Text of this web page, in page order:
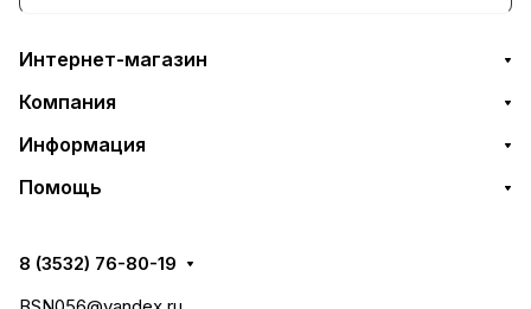
Интернет-магазин
Компания
Информация
Помощь
8 (3532) 76-80-19